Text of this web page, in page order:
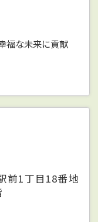
福な未来に貢献
前1丁目18番地